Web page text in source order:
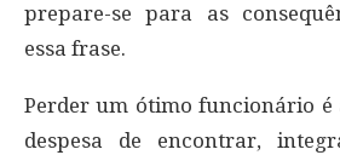
prepare-se para as
essa frase.
Perder um ótimo funcionário é
despesa de encontrar,